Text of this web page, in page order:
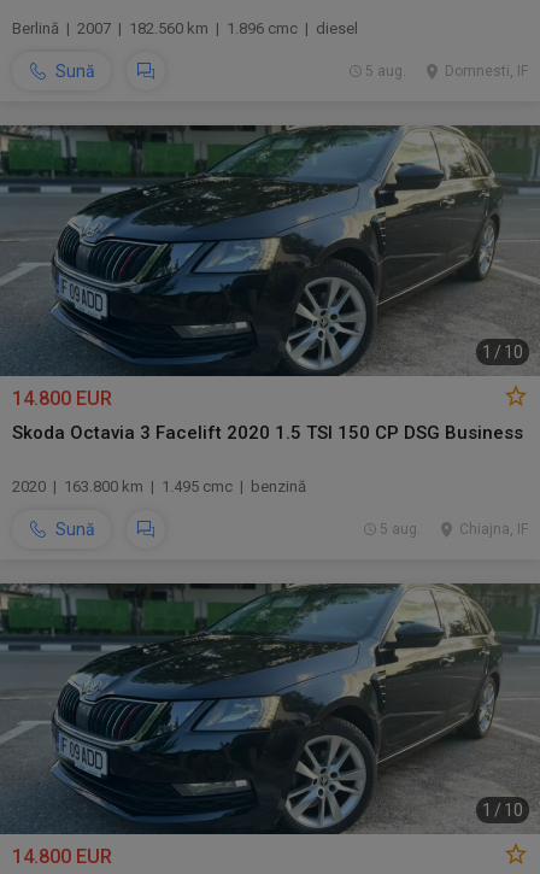
Berlină | 2007 | 182.560 km | 1.896 cmc | diesel
Sună Domnesti, IF
5 aug.
1 / 10
14.800 EUR
Skoda Octavia 3 Facelift 2020 1.5 TSI 150 CP DSG Business
2020 | 163.800 km | 1.495 cmc | benzină
Sună Chiajna, IF
5 aug.
1 / 10
14.800 EUR